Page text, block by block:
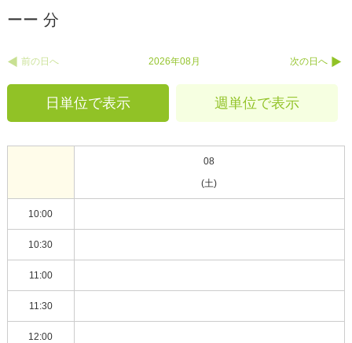
ーー 分
前の日へ 2026年08月 次の日へ
週単位で表示
日単位で表示
08
(土)
10:00
10:30
11:00
11:30
12:00